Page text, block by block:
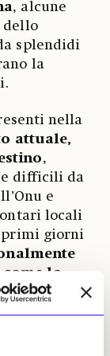
, alcune
dello
splendidi
la
nella
attuale,
,
e difficili da
e
locali
primi giorni
la
,
mondo,
rifugiate.